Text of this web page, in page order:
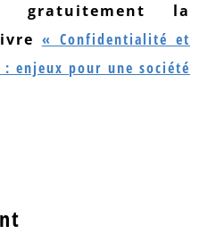
gratuitement la
« Confidentialité et
enjeux pour une société